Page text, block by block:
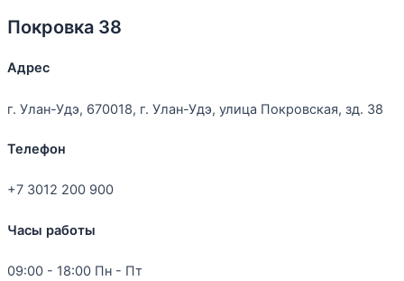
Покровка 38
Адрес
г. Улан-Удэ, 670018, г. Улан-Удэ, улица Покровская, зд. 38
Телефон
+7 3012 200 900
Часы работы
09:00 - 18:00 Пн - Пт